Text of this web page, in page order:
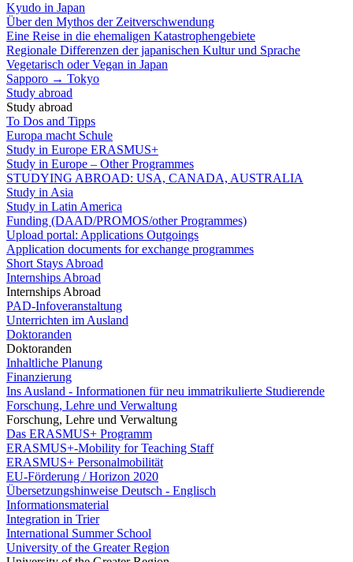
Kyudo in Japan
Über den Mythos der Zeitverschwendung
Eine Reise in die ehemaligen Katastrophengebiete
Regionale Differenzen der japanischen Kultur und Sprache
Vegetarisch oder Vegan in Japan
Sapporo → Tokyo
Study abroad
Study abroad
To Dos and Tipps
Europa macht Schule
Study in Europe ERASMUS+
Study in Europe – Other Programmes
STUDYING ABROAD: USA, CANADA, AUSTRALIA
Study in Asia
Study in Latin America
Funding (DAAD/PROMOS/other Programmes)
Upload portal: Applications Outgoings
Application documents for exchange programmes
Short Stays Abroad
Internships Abroad
Internships Abroad
PAD-Infoveranstaltung
Unterrichten im Ausland
Doktoranden
Doktoranden
Inhaltliche Planung
Finanzierung
Ins Ausland - Informationen für neu immatrikulierte Studierende
Forschung, Lehre und Verwaltung
Forschung, Lehre und Verwaltung
Das ERASMUS+ Programm
ERASMUS+-Mobility for Teaching Staff
ERASMUS+ Personalmobilität
EU-Förderung / Horizon 2020
Übersetzungshinweise Deutsch - Englisch
Informationsmaterial
Integration in Trier
International Summer School
University of the Greater Region